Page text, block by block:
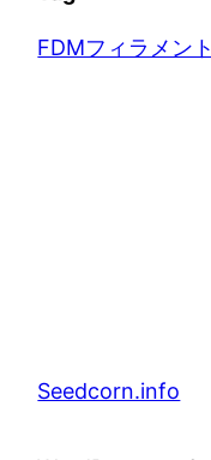
FDMフィラメント
Seedcorn.info